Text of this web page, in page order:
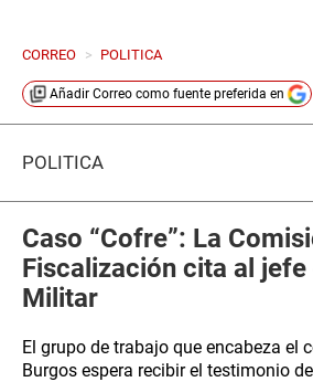
CORREO > POLITICA
Añadir Correo como fuente preferida en
POLÍTICA
Caso “Cofre”: La
Fiscalización cita al jefe
Militar
El grupo de trabajo que encabeza el
Burgos espera recibir el testimonio